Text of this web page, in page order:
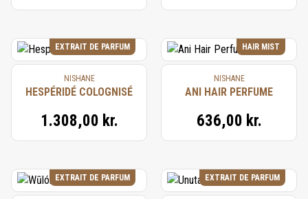
EXTRAIT DE PARFUM
NISHANE
HESPÉRIDÉ COLOGNISÉ
1.308,00 kr.
HAIR MIST
NISHANE
ANI HAIR PERFUME
636,00 kr.
EXTRAIT DE PARFUM EXTRAIT DE PARFUM